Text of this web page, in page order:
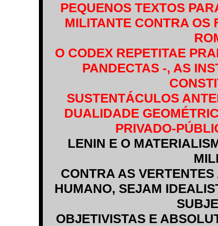
PEQUENOS TEXTOS
MILITANTE CONTRA OS
O CODEX REPETITAE
PANDECTAS -, AS
SUSTENTÁCULOS
DUALIDADE
PRIVADO-
LENIN E O
CONTRA AS
HUMANO, SEJAM
OBJETIVISTAS E